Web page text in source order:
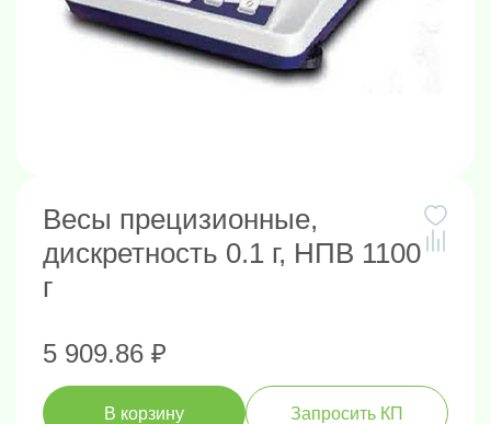
Весы прецизионные,
дискретность 0.1 г, НПВ 1100
г
5 909.86 ₽
В корзину Запросить КП